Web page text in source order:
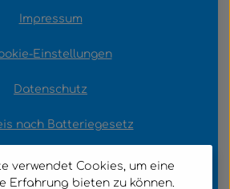
Impressum
Einstellungen
Datenschutz
nach Batteriegesetz
verwendet Cookies, um eine
Erfahrung bieten zu können.